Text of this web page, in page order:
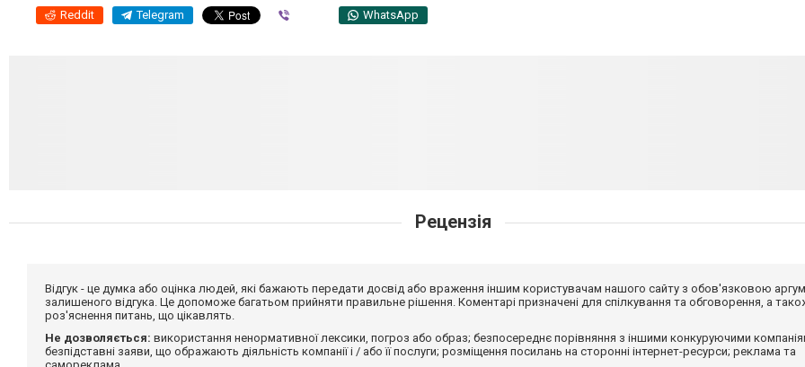
Reddit Telegram WhatsApp
Рецензія
Відгук - це думка або оцінка людей, які бажають передати досвід або враження іншим користувачам нашого сайту з обов'язковою
залишеного відгука. Це допоможе багатьом прийняти правильне рішення. Коментарі призначені для спілкування та обговорення, а
роз'яснення питань, що цікавлять.
Не дозволяється: використання ненормативної лексики, погроз або образ; безпосереднє порівняння з іншими конкуруючими
безпідставні заяви, що ображають діяльність компанії і / або її послуги; розміщення посилань на сторонні інтернет-ресурси; реклама та